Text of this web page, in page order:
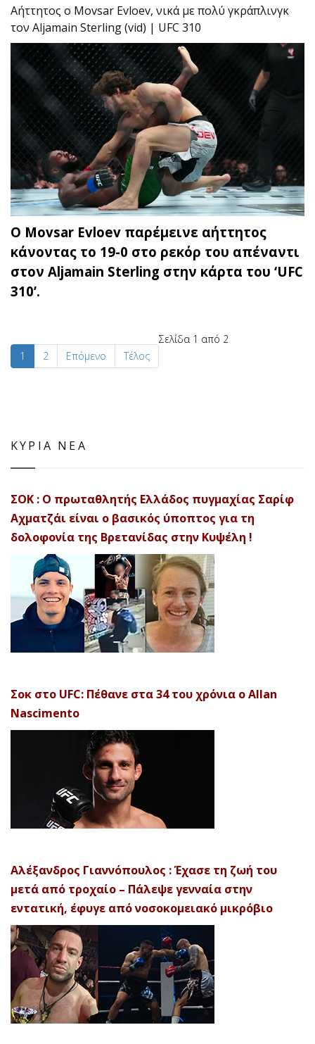
Αήττητος ο Movsar Evloev, νικά με πολύ γκράπλινγκ
τον Aljamain Sterling (vid) | UFC 310
O Movsar Evloev παρέμεινε αήττητος
κάνοντας το 19-0 στο ρεκόρ του απέναντι
στον Aljamain Sterling στην κάρτα του ‘UFC
310’.
Σελίδα 1 από 2
1
2 Επόμενο Τέλος
ΚΥΡΙΑ ΝΕΑ
ΣΟΚ : Ο πρωταθλητής Ελλάδος πυγμαχίας Σαρίφ
Αχματζάι είναι ο βασικός ύποπτος για τη
δολοφονία της Βρετανίδας στην Κυψέλη !
Σοκ στο UFC: Πέθανε στα 34 του χρόνια ο Allan
Nascimento
Αλέξανδρος Γιαννόπουλος : Έχασε τη ζωή του
μετά από τροχαίο – Πάλεψε γενναία στην
εντατική, έφυγε από νοσοκομειακό μικρόβιο